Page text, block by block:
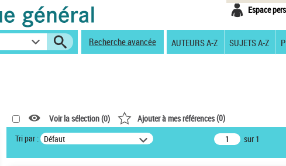
Espace
Recherche avancée AUTEURS A-Z SUJETS A-Z
Voir la sélection (0) Ajouter à mes références(0)
Tri par : Défaut sur 1